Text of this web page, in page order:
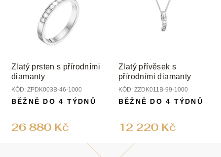
Zlatý prsten s přírodními
diamanty
KÓD: ZPDK003B-46-1000
26 880 Kč
BĚŽNĚ DO 4 TÝDNŮ
Zlatý přívěsek s
přírodními diamanty
KÓD: ZZDK011B-99-1000
12 220 Kč
BĚŽNĚ DO 4 TÝDNŮ